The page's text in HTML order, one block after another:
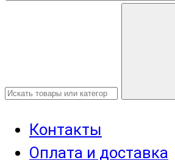
Контакты
Оплата и доставка